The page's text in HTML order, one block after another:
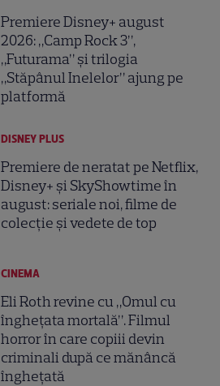
Premiere Disney+ august
2026: „Camp Rock 3”,
„Futurama” și trilogia
„Stăpânul Inelelor” ajung pe
platformă
DISNEY PLUS
Premiere de neratat pe Netflix,
Disney+ și SkyShowtime în
august: seriale noi, filme de
colecție și vedete de top
CINEMA
Eli Roth revine cu „Omul cu
înghețata mortală”. Filmul
horror în care copiii devin
criminali după ce mănâncă
înghețată